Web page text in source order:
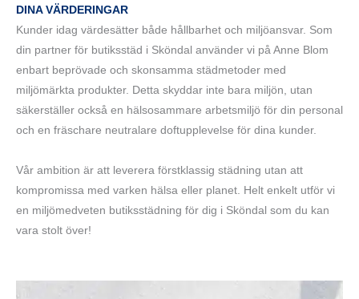
DINA VÄRDERINGAR
Kunder idag värdesätter både hållbarhet och miljöansvar. Som
din partner för butiksstäd i Sköndal använder vi på Anne Blom
enbart beprövade och skonsamma städmetoder med
miljömärkta produkter. Detta skyddar inte bara miljön, utan
säkerställer också en hälsosammare arbetsmiljö för din personal
och en fräschare neutralare doftupplevelse för dina kunder.
Vår ambition är att leverera förstklassig städning utan att
kompromissa med varken hälsa eller planet. Helt enkelt utför vi
en miljömedveten butiksstädning för dig i Sköndal som du kan
vara stolt över!